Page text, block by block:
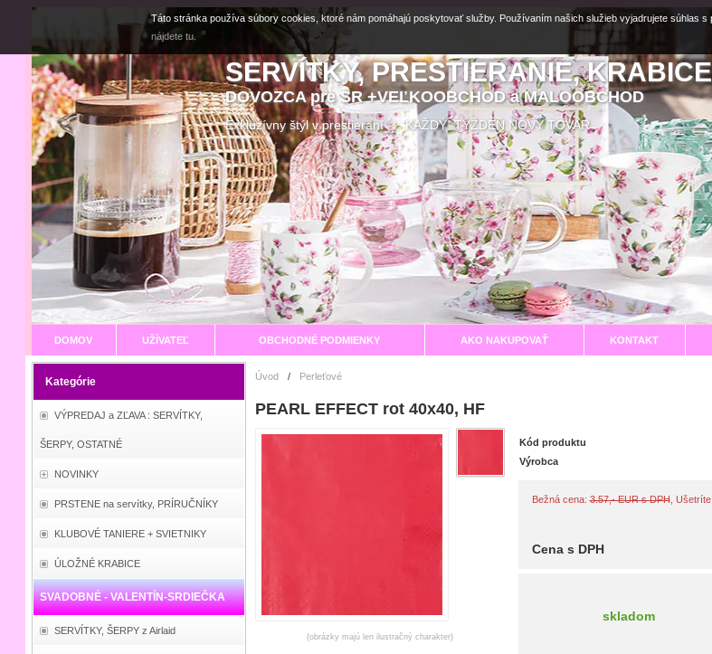
SERVÍTKY, PRESTIERANIE,
DOVOZCA pre SR +VEĽKOOBCHOD a MALOOBCHOD
Exkluzívny štýl v prestieraní KAŽDÝ TÝŽDEŇ NOVÝ TOVAR
DOMOV UŽÍVATEĽ OBCHODNÉ PODMIENKY AKO NAKUPOVAŤ KONTAKT
Kategórie
VÝPREDAJ a ZĽAVA : SERVÍTKY,
ŠERPY, OSTATNÉ
NOVINKY
PRSTENE na servítky, PRÍRUČNÍKY
KLUBOVÉ TANIERE + SVIETNIKY
ÚLOŽNÉ KRABICE
SVADOBNÉ - VALENTÍN-SRDIEČKA
SERVÍTKY, ŠERPY z Airlaid
Úvod / Perleťové
PEARL EFFECT rot 40x40, HF
(obrázky majú len ilustračný charakter)
Kód produktu
Výrobca
Bežná cena:3.57,- EUR s DPH,
Cena s DPH
skladom
Táto stránka používa súbory cookies, ktoré nám pomáhajú poskytovať služby. Používaním našich služieb vyjadrujete súhlas s
nájdete tu.